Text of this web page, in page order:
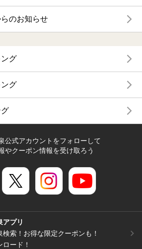
のお知らせ
グ
グ
公式アカウントをフォローして
やクーポン情報を受け取ろう
アプリ
索！お得な限定クーポンも！
ード！